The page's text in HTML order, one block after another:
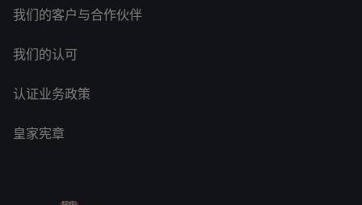
我们的客户与合作伙伴
我们的认可
认证业务政策
皇家宪章